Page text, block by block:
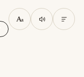
Aa